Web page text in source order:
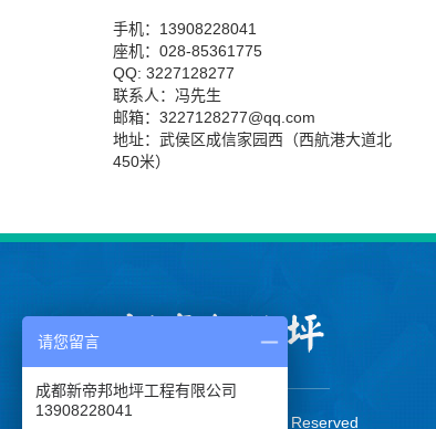
手机：13908228041
座机：028-85361775
QQ: 3227128277
联系人：冯先生
邮箱：3227128277@qq.com
地址：武侯区成信家园西（西航港大道北
450米）
CopyRight 2013 All Right Reserved
请您留言
成都新帝邦地坪工程有限公司
13908228041